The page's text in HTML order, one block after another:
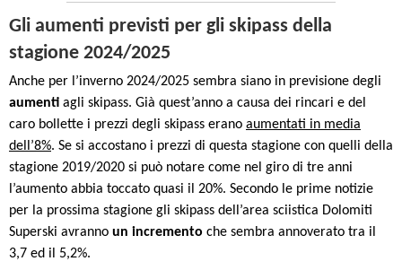
Gli aumenti previsti per gli skipass della
stagione 2024/2025
Anche per l’inverno 2024/2025 sembra siano in previsione degli
aumenti agli skipass. Già quest’anno a causa dei rincari e del
caro bollette i prezzi degli skipass erano aumentati in media
dell’8%. Se si accostano i prezzi di questa stagione con quelli della
stagione 2019/2020 si può notare come nel giro di tre anni
l’aumento abbia toccato quasi il 20%. Secondo le prime notizie
per la prossima stagione gli skipass dell’area sciistica Dolomiti
Superski avranno un incremento che sembra annoverato tra il
3,7 ed il 5,2%.